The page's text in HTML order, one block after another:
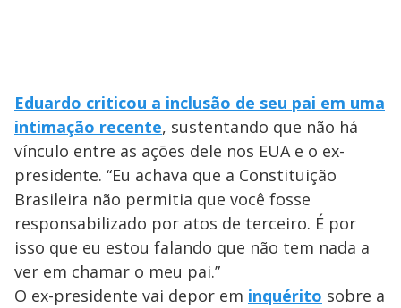
e
o
Eduardo criticou a inclusão de seu pai em uma
intimação recente, sustentando que não há
vínculo entre as ações dele nos EUA e o ex-
presidente. “Eu achava que a Constituição
Brasileira não permitia que você fosse
responsabilizado por atos de terceiro. É por
isso que eu estou falando que não tem nada a
ver em chamar o meu pai.”
O ex-presidente vai depor em inquérito sobre a